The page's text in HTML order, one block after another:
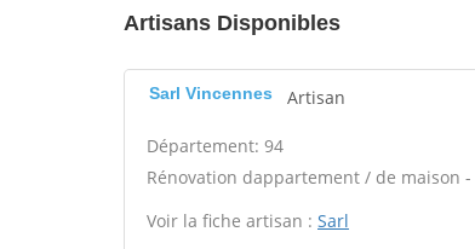
Artisans Disponibles
Sarl Vincennes Artisan
Département: 94
Rénovation dappartement / de maison -
Voir la fiche artisan : Sarl